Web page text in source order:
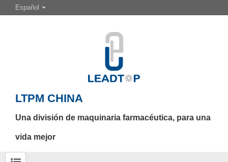
Español
LTPM CHINA
Una división de maquinaria farmacéutica, para una
vida mejor